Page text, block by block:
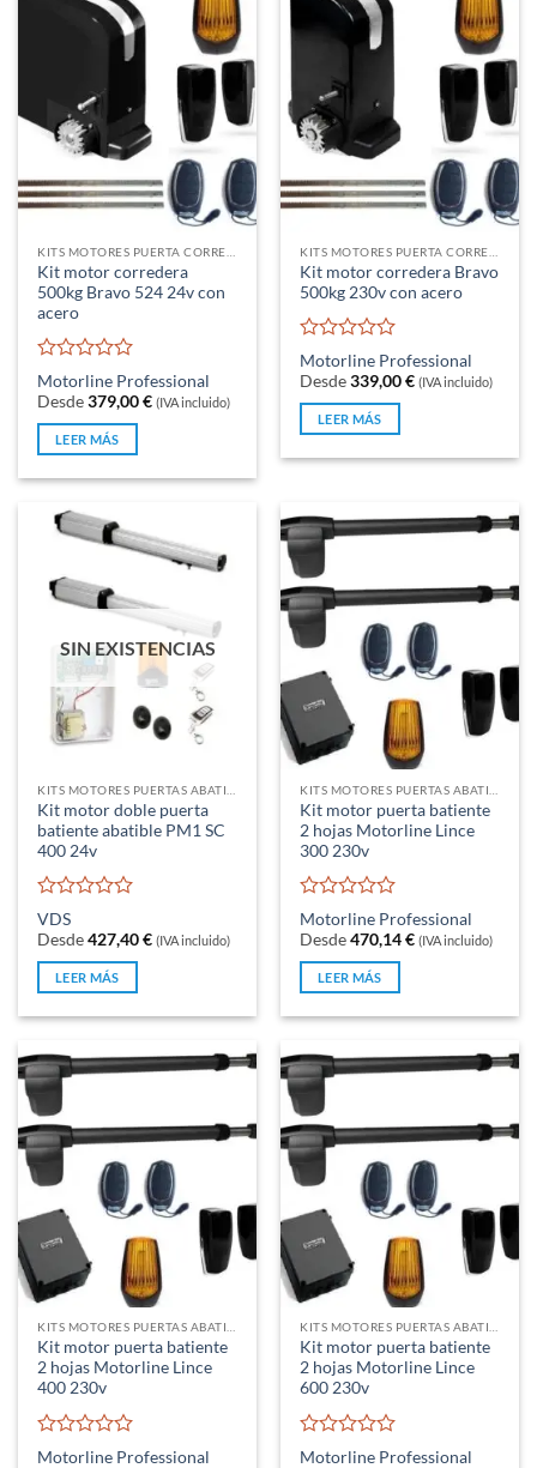
Kit motor corredera
500kg Bravo 524 24v con
acero
Valorado
con
0
de
5
Motorline Professional
Desde379,00€ (IVA incluido)
LEER MÁS
Kit motor corredera Bravo
500kg 230v con acero
Valorado
con
0
de
5
Motorline Professional
Desde339,00€ (IVA incluido)
LEER MÁS
SIN EXISTENCIAS
Kit motor doble puerta
batiente abatible PM1 SC
400 24v
Valorado
con
0
de
5
VDS
Desde427,40€ (IVA incluido)
LEER MÁS
Kit motor puerta batiente
2 hojas Motorline Lince
300 230v
Valorado
con
0
de
5
Motorline Professional
Desde470,14€ (IVA incluido)
LEER MÁS
KITS MOTORES PUERTAS ABATIBLES
Kit motor puerta batiente
2 hojas Motorline Lince
400 230v
Valorado
Motorline Professional
KITS MOTORES PUERTAS ABATIBLES
Kit motor puerta batiente
2 hojas Motorline Lince
600 230v
Valorado
Motorline Professional